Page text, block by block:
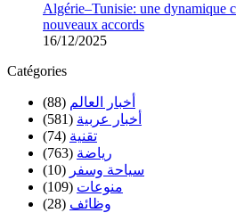
Algérie–Tunisie: une dynamique
nouveaux accords
16/12/2025
Catégories
أخبار العالم (88)
أخبار عربية (581)
تقنية (74)
رياضة (763)
سياحة وسفر (10)
منوعات (109)
وظائف (28)